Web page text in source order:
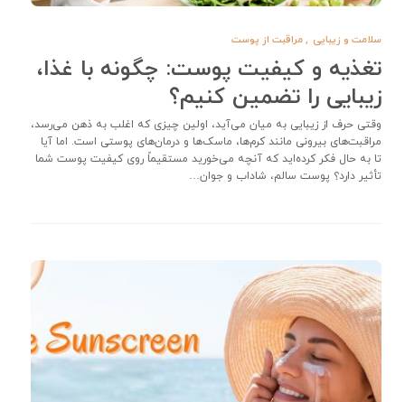
سلامت و زیبایی ,مراقبت از پوست
تغذیه و کیفیت پوست: چگونه با غذا،
زیبایی را تضمین کنیم؟
وقتی حرف از زیبایی به میان می‌آید، اولین چیزی که اغلب به ذهن می‌رسد،
مراقبت‌های بیرونی مانند کرم‌ها، ماسک‌ها و درمان‌های پوستی است. اما آیا
تا به حال فکر کرده‌اید که آنچه می‌خورید مستقیماً روی کیفیت پوست شما
تأثیر دارد؟ پوست سالم، شاداب و جوان…